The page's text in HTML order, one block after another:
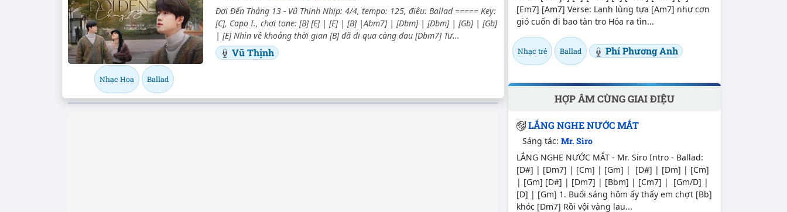
Nhạc Hoa Ballad
Đợi Đến Tháng 13 - Vũ Thịnh Nhịp: 4/4, tempo: 125, điệu: Ballad ===== Key:
[C], Capo I., chơi tone: [B] [E] | [E] | [B] |Abm7] | [Dbm] | [Dbm] | [Gb] | [Gb]
| [E] Nhìn về khoảng thời gian [B] đã đi qua càng đau [Dbm7] Tư...
Vũ Thịnh
[Em7] [Am7] Verse: Lạnh lùng tựa [Am7] như cơn
gió cuốn đi bao tàn tro Hóa ra tìn...
Nhạc trẻ Ballad Phí Phương Anh
HỢP ÂM CÙNG GIAI ĐIỆU
LẮNG NGHE NƯỚC MẮT
Sáng tác:Mr. Siro
LẮNG NGHE NƯỚC MẮT - Mr. Siro Intro - Ballad:
[D#] | [Dm7] | [Cm] | [Gm] | [D#] | [Dm] | [Cm]
| [Gm] [D#] | [Dm7] | [Bbm] | [Cm7] | [Gm/D] |
[D] | [Gm] 1. Buổi sáng hôm ấy thấy em chợt [Bb]
khóc [Dm7] Rồi vội vàng lau...